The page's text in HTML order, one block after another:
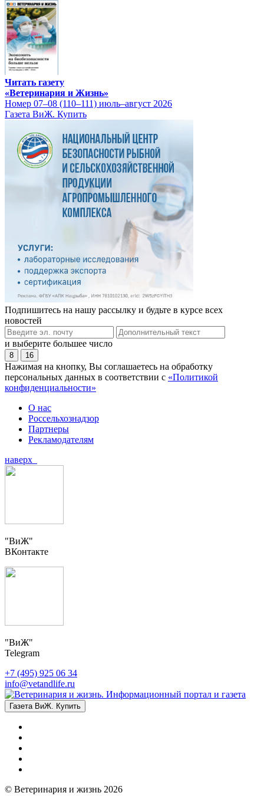
Читать газету
«Ветеринария и Жизнь»
Номер 07–08 (110–111) июль–август 2026
Газета ВиЖ. Купить
Подпишитесь на нашу рассылку и будьте в курсе всех
новостей
и выберите большее число
8 16
Нажимая на кнопку, Вы соглашаетесь на обработку
персональных данных в соответствии с «Политикой
конфиденциальности»
О нас
Россельхознадзор
Партнеры
Рекламодателям
наверх
"ВиЖ"
ВКонтакте
"ВиЖ"
Telegram
+7 (495) 925 06 34
info@vetandlife.ru
Газета ВиЖ. Купить
© Ветеринария и жизнь 2026